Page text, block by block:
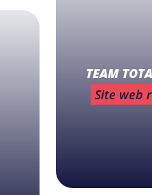
TEAM
Site web